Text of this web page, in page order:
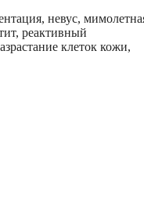
невус,
реактивный
клеток кожи,